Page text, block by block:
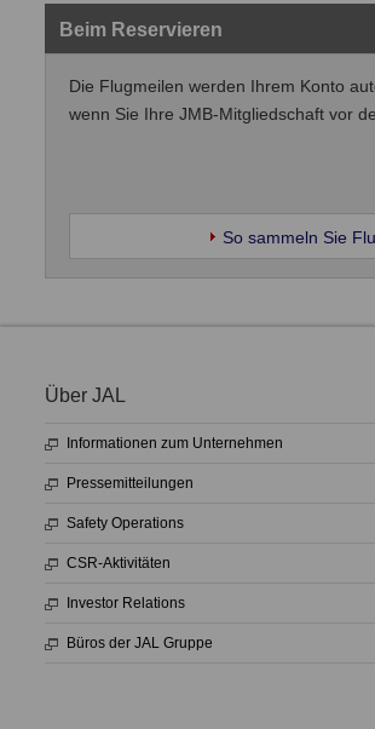
Beim Reservieren
Die Flugmeilen werden Ihrem Konto
wenn Sie Ihre JMB-Mitgliedschaft vor
So sammeln Sie
Über JAL
Informationen zum Unternehmen
Pressemitteilungen
Safety Operations
CSR-Aktivitäten
Investor Relations
Büros der JAL Gruppe